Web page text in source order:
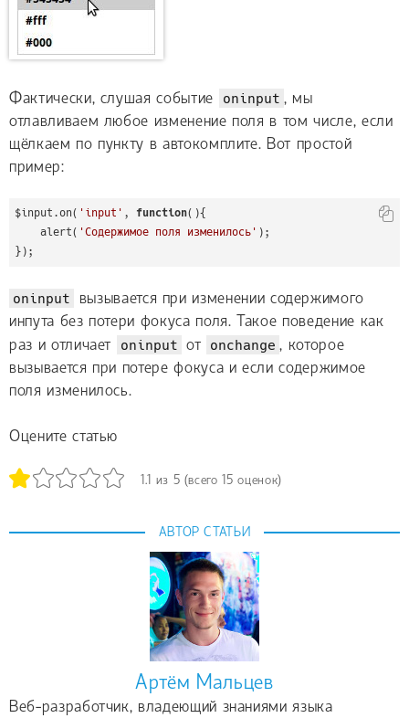
Фактически, слушая событие oninput , мы
отлавливаем любое изменение поля в том числе, если
щёлкаем по пункту в автокомплите. Вот простой
пример:
$input.on( 'input' , function(){
    alert(
'Содержимое поля изменилось' );
});
oninput
вызывается при изменении содержимого
инпута без потери фокуса поля. Такое поведение как
раз и отличает
oninput от onchange , которое
вызывается при потере фокуса и если содержимое
поля изменилось.
Оцените статью
1.1 из 5 (всего 15 оценок)
АВТОР СТАТЬИ
Артём Мальцев
Веб-разработчик, владеющий знаниями языка